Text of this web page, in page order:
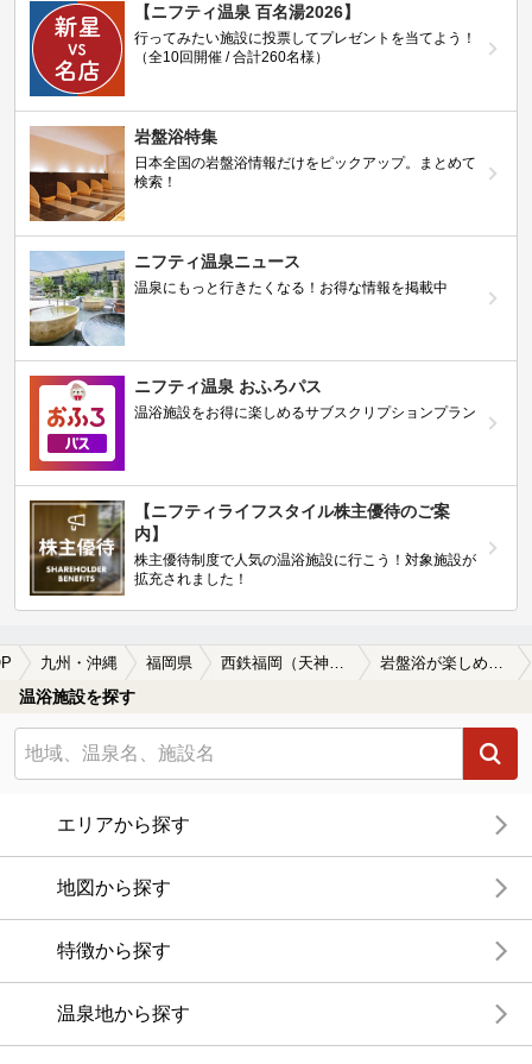
【ニフティ温泉 百名湯2026】
行ってみたい施設に投票してプレゼントを当てよう！
（全10回開催 / 合計260名様）
岩盤浴特集
日本全国の岩盤浴情報だけをピックアップ。まとめて
検索！
ニフティ温泉ニュース
温泉にもっと行きたくなる！お得な情報を掲載中
ニフティ温泉 おふろパス
温浴施設をお得に楽しめるサブスクリプションプラン
【ニフティライフスタイル株主優待のご案
内】
株主優待制度で人気の温浴施設に行こう！対象施設が
拡充されました！
九州・沖縄 福岡県
温浴施設を探す
エリアから探す
地図から探す
特徴から探す
温泉地から探す